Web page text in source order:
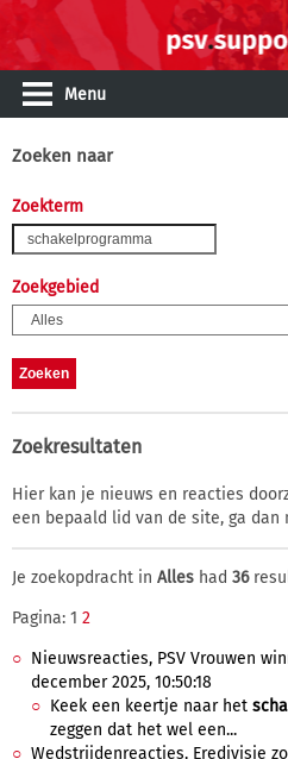
Menu
Zoeken naar
Zoekterm
Zoekgebied
Zoekresultaten
Hier kan je nieuws en reacties
een bepaald lid van de site, ga dan
Je zoekopdracht in Alles had 36
Pagina: 1 2
Nieuwsreacties, PSV Vrouwen
december 2025, 10:50:18
Keek een keertje naar het
zeggen dat het wel een...
Wedstrijdenreacties, Eredivisie